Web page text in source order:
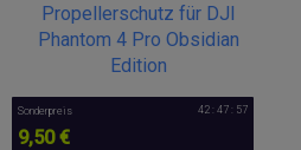
Propellerschutz für DJI
Phantom 4 Pro Obsidian
Edition
Sonderpreis
9,50 €
42 : 47 : 57